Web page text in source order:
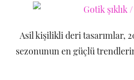
Asil kişilikli deri tasarımlar,
sezonunun en güçlü